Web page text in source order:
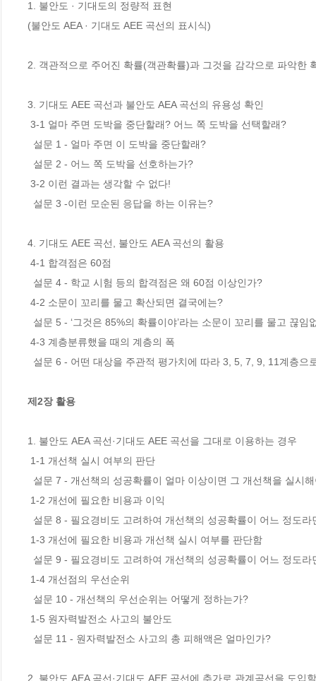
1. 불안도 · 기대도의 정량적 표현
(불안도 AEA · 기대도 AEE 곡선의 표시식)
2. 객관적으로 주어진 확률(객관확률)과 그것을 감각으로 파악한
3. 기대도 AEE 곡선과 불안도 AEA 곡선의 유용성 확인
4. 기대도 AEE 곡선, 불안도 AEA 곡선의 활용
제2장 활용
1. 불안도 AEA 곡선·기대도 AEE 곡선을 그대로 이용하는 경우
2. 불안도 AEA 곡선·기대도 AEE 곡선에 추가로 관계곡선을 도입